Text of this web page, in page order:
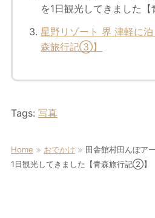
を1日観光してきました
星野リゾート 界 津軽に
森旅行記③】
Tags: 写真
Home おでかけ
田舎館村田んぼア
1日観光してきました【青森旅行記②】